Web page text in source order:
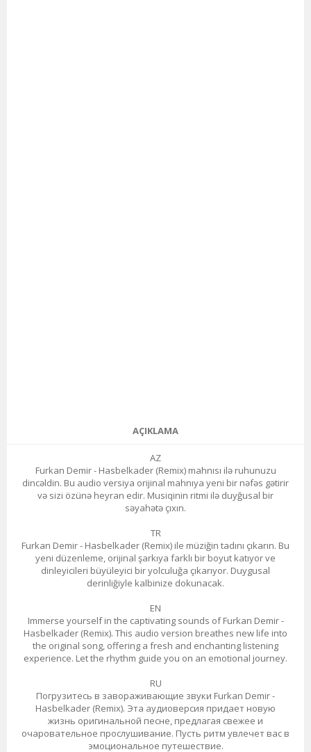
AÇIKLAMA
AZ
Furkan Demir - Hasbelkader (Remix) mahnısı ilə ruhunuzu
dincəldin. Bu audio versiya orijinal mahnıya yeni bir nəfəs gətirir
və sizi özünə heyran edir. Musiqinin ritmi ilə duyğusal bir
səyahətə çıxın.
TR
Furkan Demir - Hasbelkader (Remix) ile müziğin tadını çıkarın. Bu
yeni düzenleme, orijinal şarkıya farklı bir boyut katıyor ve
dinleyicileri büyüleyici bir yolculuğa çıkarıyor. Duygusal
derinliğiyle kalbinize dokunacak.
EN
Immerse yourself in the captivating sounds of Furkan Demir -
Hasbelkader (Remix). This audio version breathes new life into
the original song, offering a fresh and enchanting listening
experience. Let the rhythm guide you on an emotional journey.
RU
Погрузитесь в завораживающие звуки Furkan Demir -
Hasbelkader (Remix). Эта аудиоверсия придает новую
жизнь оригинальной песне, предлагая свежее и
очаровательное прослушивание. Пусть ритм увлечет вас в
эмоциональное путешествие.